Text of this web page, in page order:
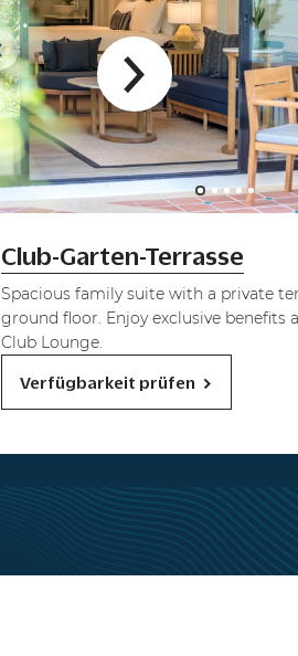
Club-Garten-Terrasse
Spacious family suite with a private
ground floor. Enjoy exclusive benefits
Club Lounge.
Verfügbarkeit prüfen